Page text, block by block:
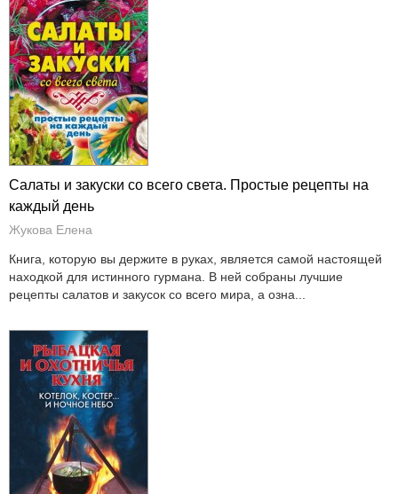
Салаты и закуски со всего света. Простые рецепты на
каждый день
Жукова Елена
Книга, которую вы держите в руках, является самой настоящей
находкой для истинного гурмана. В ней собраны лучшие
рецепты салатов и закусок со всего мира, а озна...